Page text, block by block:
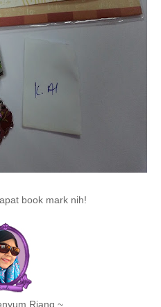
book mark nih!
Riang ~